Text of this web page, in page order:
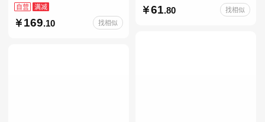
永浩、罗振宇、何帆、刘格
菘、张军、周黎安、王烁联
61 .80 找相似
自营 满减
169.10 找相似